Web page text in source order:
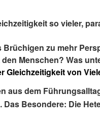
so vieler,
zu mehr
Menschen? Was
Gleichzeitigkeit von
aus dem
Besondere: Die